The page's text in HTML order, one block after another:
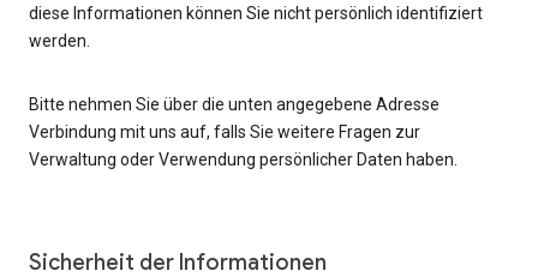
diese Informationen können Sie nicht persönlich identifiziert
werden.
Bitte nehmen Sie über die unten angegebene Adresse
Verbindung mit uns auf, falls Sie weitere Fragen zur
Verwaltung oder Verwendung persönlicher Daten haben.
Sicherheit der Informationen